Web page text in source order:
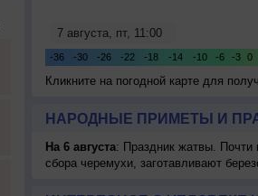
Кликните на погодной карте для
НАРОДНЫЕ ПРИМЕТЫ И
На 6 августа: Праздник жатвы. Почти
сбора черемухи, заготавливают